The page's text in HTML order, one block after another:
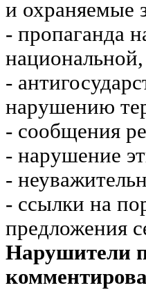
и охраняемые
- пропаганда
-
нарушению
- сообщения
- нарушение
-
- ссылки на
предложения
Нарушители